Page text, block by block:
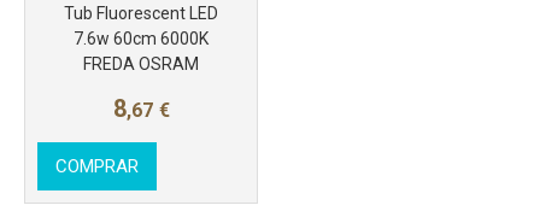
Tub Fluorescent LED
7.6w 60cm 6000K
FREDA OSRAM
8,67 €
COMPRAR